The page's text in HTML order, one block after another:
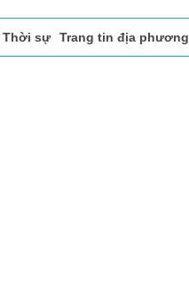
Thời sự Trang tin địa phương